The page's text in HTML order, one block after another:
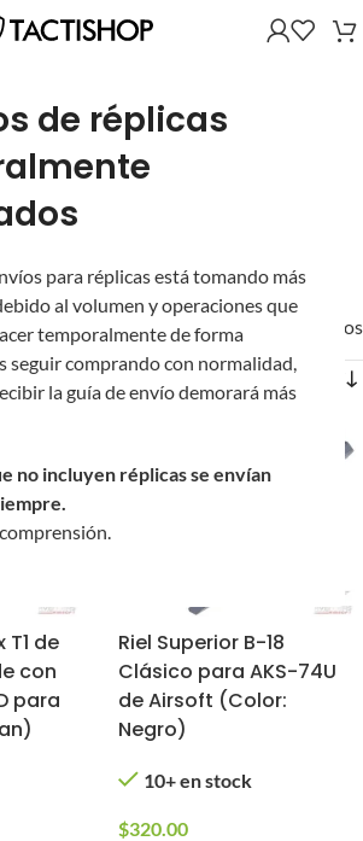
de réplicas
para réplicas está tomando más
al volumen y operaciones que
temporalmente de forma
seguir comprando con normalidad,
la guía de envío demorará más
no incluyen réplicas se envían
necesidades de accesorios en el
para réplicas de Airsoft como para
ha crecido hasta convertirse en una
el mundo del Airsoft que se adapta a las
o los veteranos más experimentados.
Mostrando los 7 resultados
T1 de
con
para
Riel Superior B-18
Clásico para AKS-74U
de Airsoft (Color:
Negro)
10+ en stock
$320.00